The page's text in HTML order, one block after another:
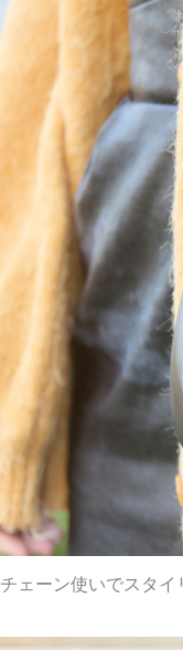
チェーン使いでスタ